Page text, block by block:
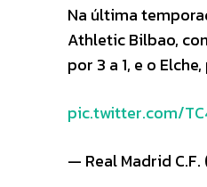
Na última
Athletic Bilbao,
por 3 a 1, e o Elche,
pic.twitter.com/
— Real Madrid